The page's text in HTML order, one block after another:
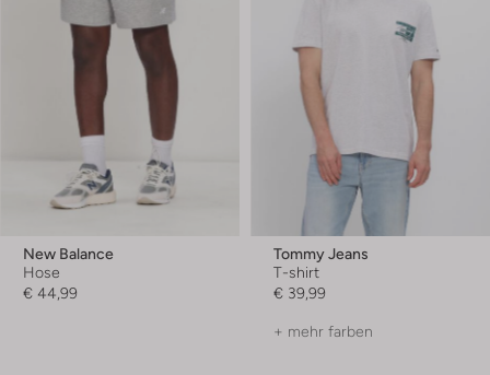
New Balance
Hose
€ 44,99
Tommy Jeans
T-shirt
€ 39,99
+ mehr farben